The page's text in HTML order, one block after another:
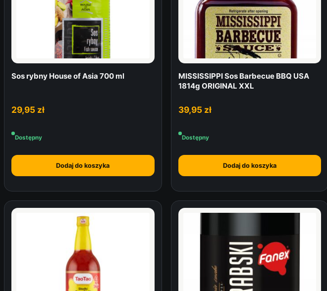
Sos rybny House of Asia 700 ml
29,95 zł
Dostępny
Dodaj do koszyka
MISSISSIPPI Sos Barbecue BBQ USA
1814g ORIGINAL XXL
39,95 zł
Dostępny
Dodaj do koszyka